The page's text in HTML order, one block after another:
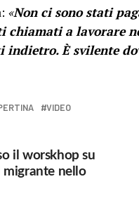
«Non ci sono stati
chiamati a lavorare
È svilente
VIDEO
il worskhop su
migrante nello